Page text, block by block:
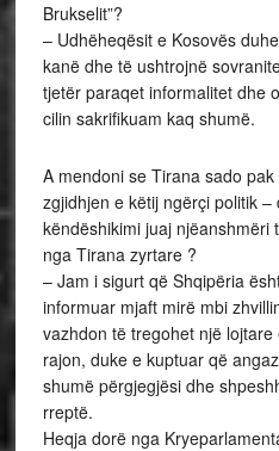
Brukselit”?
– Udhëheqësit e Kosovës
kanë dhe të ushtrojnë
tjetër paraqet informalitet dhe
cilin sakrifikuam kaq shumë.
A mendoni se Tirana sado
zgjidhjen e këtij ngërçi politik
këndëshikimi juaj njëanshmëri
nga Tirana zyrtare ?
– Jam i sigurt që Shqipëria
informuar mjaft mirë mbi
vazhdon të tregohet një
rajon, duke e kuptuar që
shumë përgjegjësi dhe
rreptë.
Heqja dorë nga